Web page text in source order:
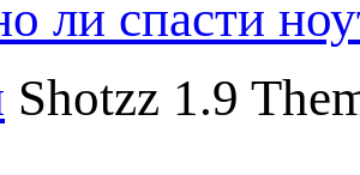
ли спасти
Shotzz 1.9